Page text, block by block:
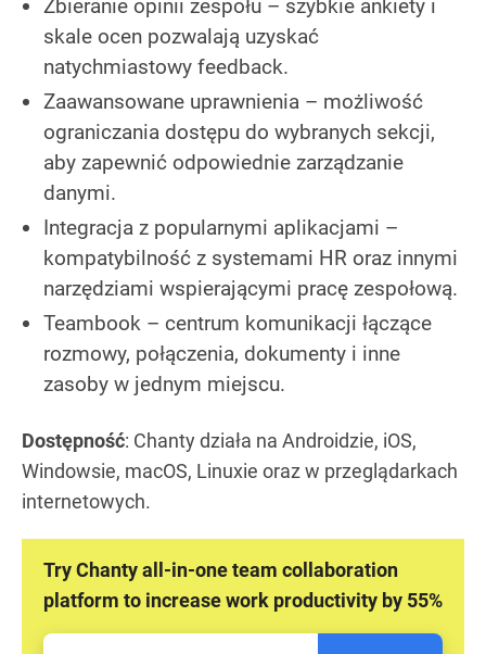
Zbieranie opinii zespołu – szybkie ankiety i
skale ocen pozwalają uzyskać
natychmiastowy feedback.
Zaawansowane uprawnienia – możliwość
ograniczania dostępu do wybranych sekcji,
aby zapewnić odpowiednie zarządzanie
danymi.
Integracja z popularnymi aplikacjami –
kompatybilność z systemami HR oraz innymi
narzędziami wspierającymi pracę zespołową.
Teambook – centrum komunikacji łączące
rozmowy, połączenia, dokumenty i inne
zasoby w jednym miejscu.
Dostępność: Chanty działa na Androidzie, iOS,
Windowsie, macOS, Linuxie oraz w przeglądarkach
internetowych.
Try Chanty all-in-one team collaboration
platform to increase work productivity by 55%